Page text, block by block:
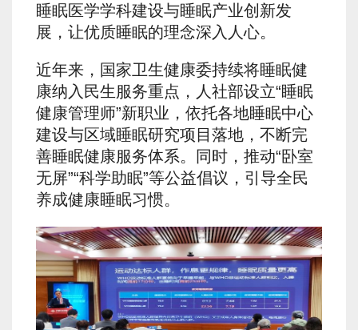
睡眠医学学科建设与睡眠产业创新发
展，让优质睡眠的理念深入人心。
近年来，国家卫生健康委持续将睡眠健
康纳入民生服务重点，人社部设立“睡眠
健康管理师”新职业，依托各地睡眠中心
建设与区域睡眠研究项目落地，不断完
善睡眠健康服务体系。同时，推动“卧室
无屏”“科学助眠”等公益倡议，引导全民
养成健康睡眠习惯。